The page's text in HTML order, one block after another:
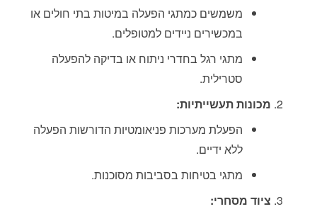
משמשים כמתגי הפעלה במיטות בתי חולים או
במכשירים ניידים למטופלים.
מתגי רגל בחדרי ניתוח או בדיקה להפעלה
סטרילית.
מכונות תעשייתיות:
הפעלת מערכות פניאומטיות הדורשות הפעלה
ללא ידיים.
מתגי בטיחות בסביבות מסוכנות.
ציוד מסחרי: